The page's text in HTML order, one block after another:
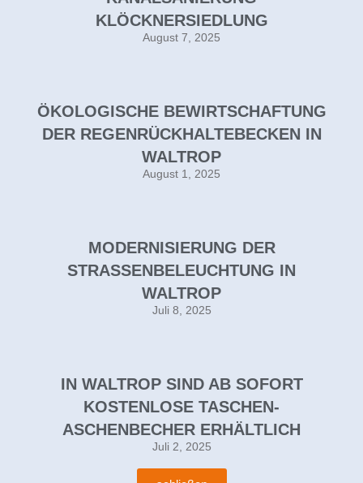
KLÖCKNERSIEDLUNG
August 7, 2025
ÖKOLOGISCHE BEWIRTSCHAFTUNG
DER REGENRÜCKHALTEBECKEN IN
WALTROP
August 1, 2025
MODERNISIERUNG DER
STRASSENBELEUCHTUNG IN W
ALTROP
Juli 8, 2025
IN WALTROP SIND AB SOFORT
KOSTENLOSE TASCHEN-
ASCHENBECHER ERHÄLTLICH
Juli 2, 2025